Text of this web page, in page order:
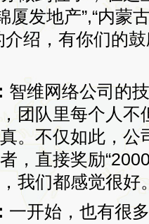
厦发地产”,“内蒙
介绍，有你们的
智维网络公司的
团队里每个人不
。不仅如此，公
，直接奖励
我们都感觉很好
一开始，也有很